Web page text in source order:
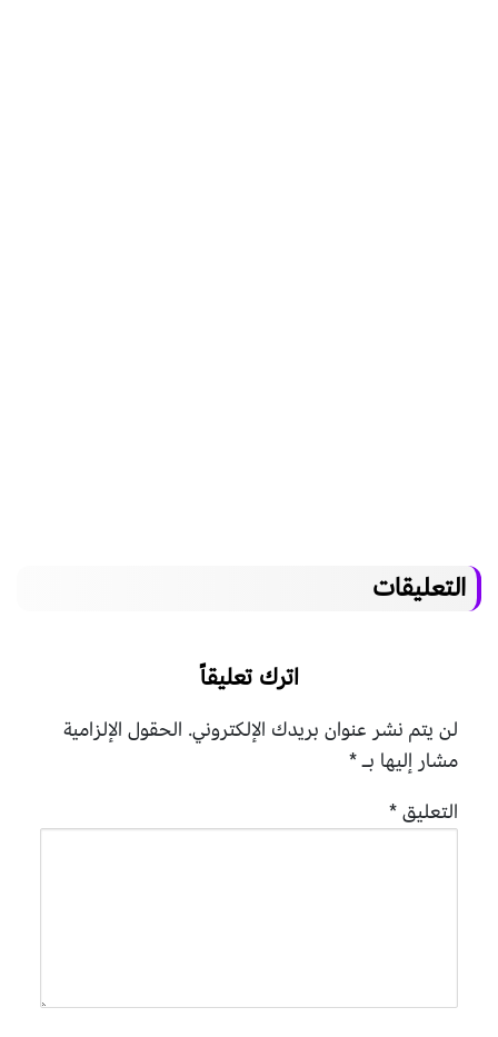
التعليقات
اترك تعليقاً
لن يتم نشر عنوان بريدك الإلكتروني. الحقول الإلزامية
مشار إليها بـ*
التعليق*